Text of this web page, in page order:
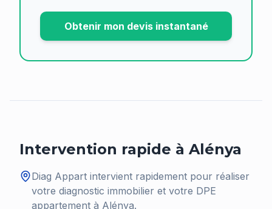
Obtenir mon devis instantané
Intervention rapide à Alénya
Diag Appart intervient rapidement pour réaliser
votre diagnostic immobilier et votre DPE
appartement à Alénya.